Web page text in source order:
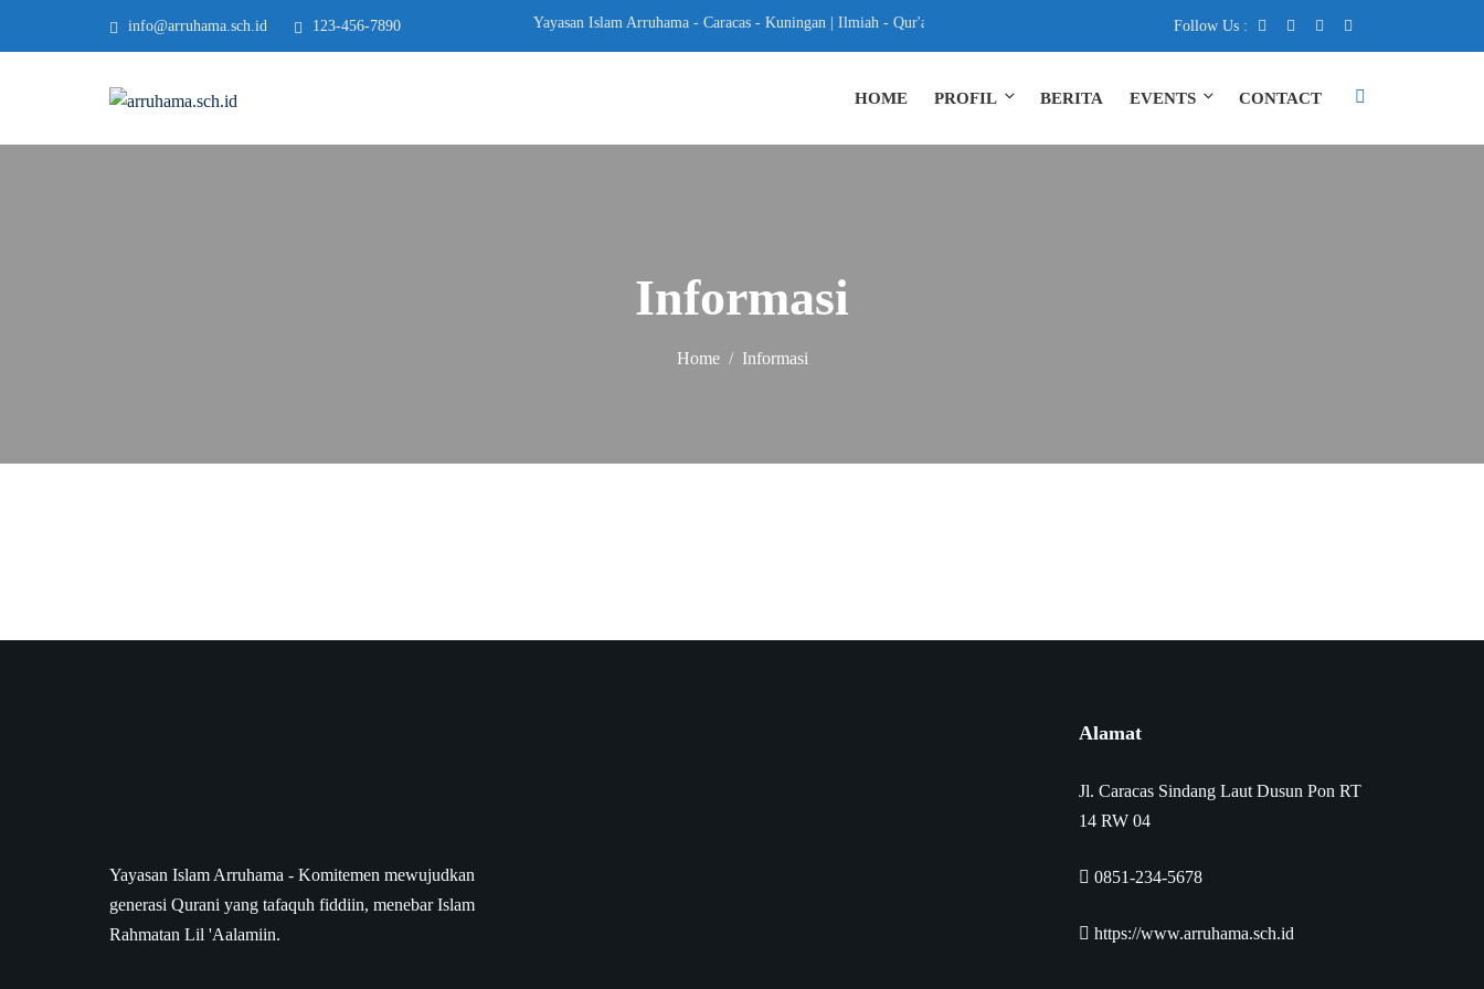
info@arruhama.sch.id 123-456-7890 Yayasan Islam Arruhama - Caracas - Kuningan | Ilmiah - Qur'aniyah - Akhlaqul Karimah Follow Us :
HOME PROFIL BERITA EVENTS CONTACT
Informasi
Home Informasi
Yayasan Islam Arruhama - Komitemen mewujudkan
generasi Qurani yang tafaquh fiddiin, menebar Islam
Rahmatan Lil 'Aalamiin.
Alamat
Jl. Caracas Sindang Laut Dusun Pon RT
14 RW 04
0851-234-5678
https://www.arruhama.sch.id